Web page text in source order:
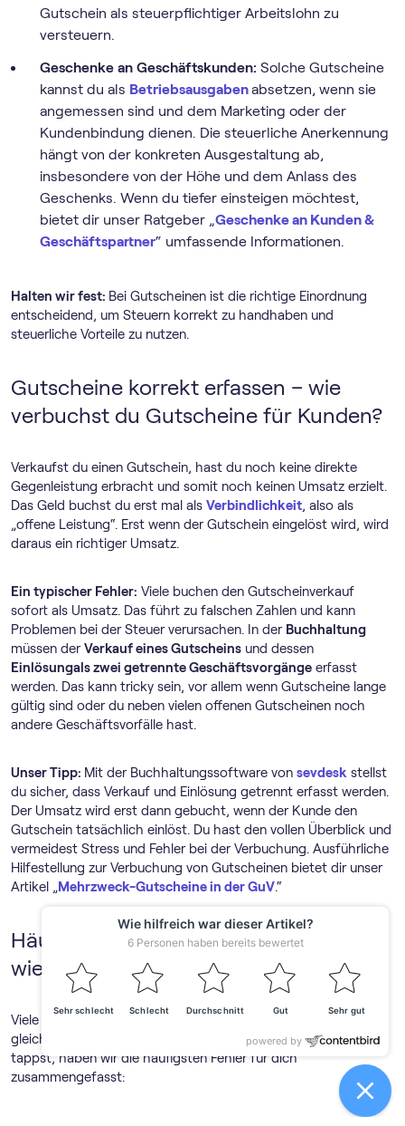
Gutschein als steuerpflichtiger Arbeitslohn zu
versteuern.
Geschenke an Geschäftskunden: Solche Gutscheine
kannst du als Betriebsausgabenabsetzen, wenn sie
angemessen sind und dem Marketing oder der
Kundenbindung dienen. Die steuerliche Anerkennung
hängt von der konkreten Ausgestaltung ab,
insbesondere von der Höhe und dem Anlass des
Geschenks. Wenn du tiefer einsteigen möchtest,
bietet dir unser Ratgeber „Geschenke an Kunden &
Geschäftspartner“ umfassende Informationen.
Halten wir fest: Bei Gutscheinen ist die richtige Einordnung
entscheidend, um Steuern korrekt zu handhaben und
steuerliche Vorteile zu nutzen.
Gutscheine korrekt erfassen – wie
verbuchst du Gutscheine für Kunden?
Verkaufst du einen Gutschein, hast du noch keine direkte
Gegenleistung erbracht und somit noch keinen Umsatz erzielt.
Das Geld buchst du erst mal als Verbindlichkeit, also als
„offene Leistung“. Erst wenn der Gutschein eingelöst wird, wird
daraus ein richtiger Umsatz.
Ein typischer Fehler: Viele buchen den Gutscheinverkauf
sofort als Umsatz. Das führt zu falschen Zahlen und kann
Problemen bei der Steuer verursachen. In der Buchhaltung
müssen derVerkauf eines Gutscheins und dessen
Einlösungals zwei getrennte Geschäftsvorgänge erfasst
werden. Das kann tricky sein, vor allem wenn Gutscheine lange
gültig sind oder du neben vielen offenen Gutscheinen noch
andere Geschäftsvorfälle hast.
Unser Tipp: Mit der Buch­haltungs­software von sevdesk stellst
du sicher, dass Verkauf und Einlösung getrennt erfasst werden.
Der Umsatz wird erst dann gebucht, wenn der Kunde den
Gutschein tatsächlich einlöst. Du hast den vollen Überblick und
vermeidest Stress und Fehler bei der Verbuchung. Ausführliche
Hilfestellung zur Verbuchung von Gutscheinen bietet dir unser
Artikel „ Mehrzweck-Gutscheine in der GuV.“
Häufige Fehler bei Gutscheinen und
wie du sie vermeidest
Viele Händler stolpern bei Gutscheinen immer wieder über die
gleichen Fallstricke. Damit du nicht in die gleichen Fallen
tappst, haben wir die häufigsten Fehler für dich
zusammengefasst: